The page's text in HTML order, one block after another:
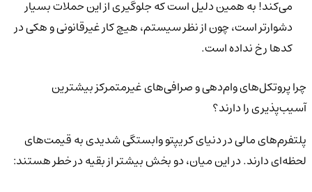
می‌کند! به همین دلیل است که جلوگیری از این حملات بسیار
دشوارتر است، چون از نظر سیستم، هیچ کار غیرقانونی و هکی در
کدها رخ نداده است.
چرا پروتکل‌های وام‌دهی و صرافی‌های غیرمتمرکز بیشترین
آسیب‌پذیری را دارند؟
پلتفرم‌های مالی در دنیای کریپتو وابستگی شدیدی به قیمت‌های
لحظه‌ای دارند. در این میان، دو بخش بیشتر از بقیه در خطر هستند: